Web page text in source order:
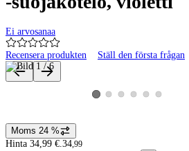
Ei arvosanaa
Recensera produkten Ställ den första frågan
Produktbilder och videor
Visa produktbild 1
Visa produktbild 2
Visa produktbild 3
Visa produktbild 4
Visa produktbild 5
Visa
Prisinformation
Moms 24 %
Hinta 34,99 €. 34,99